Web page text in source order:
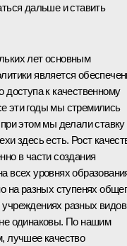
дальше и ставить
лет основным
является
доступа к качественному
эти годы мы стремились
этом мы делали ставку
здесь есть. Рост
в части создания
всех уровнях
на разных ступенях
разных видов
одинаковы. По нашим
лучшее качество